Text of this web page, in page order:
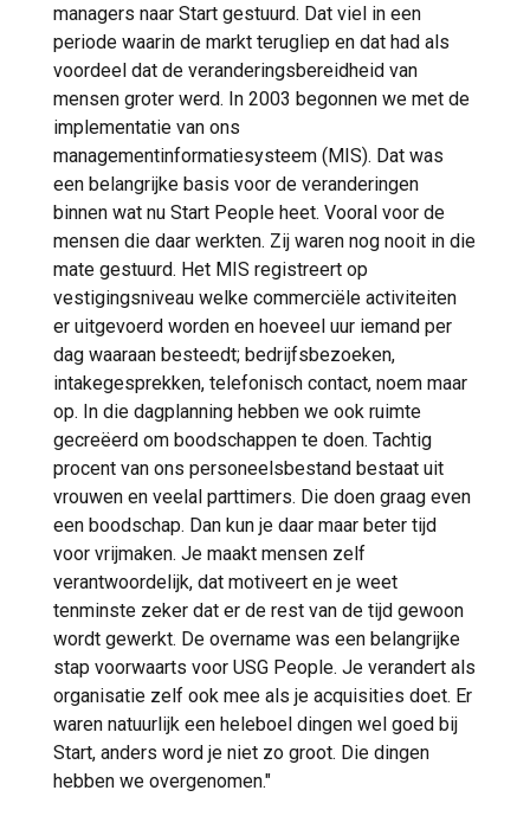
managers naar Start gestuurd. Dat viel in een
periode waarin de markt terugliep en dat had als
voordeel dat de veranderingsbereidheid van
mensen groter werd. In 2003 begonnen we met de
implementatie van ons
managementinformatiesysteem (MIS). Dat was
een belangrijke basis voor de veranderingen
binnen wat nu Start People heet. Vooral voor de
mensen die daar werkten. Zij waren nog nooit in die
mate gestuurd. Het MIS registreert op
vestigingsniveau welke commerciële activiteiten
er uitgevoerd worden en hoeveel uur iemand per
dag waaraan besteedt; bedrijfsbezoeken,
intakegesprekken, telefonisch contact, noem maar
op. In die dagplanning hebben we ook ruimte
gecreëerd om boodschappen te doen. Tachtig
procent van ons personeelsbestand bestaat uit
vrouwen en veelal parttimers. Die doen graag even
een boodschap. Dan kun je daar maar beter tijd
voor vrijmaken. Je maakt mensen zelf
verantwoordelijk, dat motiveert en je weet
tenminste zeker dat er de rest van de tijd gewoon
wordt gewerkt. De overname was een belangrijke
stap voorwaarts voor USG People. Je verandert als
organisatie zelf ook mee als je acquisities doet. Er
waren natuurlijk een heleboel dingen wel goed bij
Start, anders word je niet zo groot. Die dingen
hebben we overgenomen."